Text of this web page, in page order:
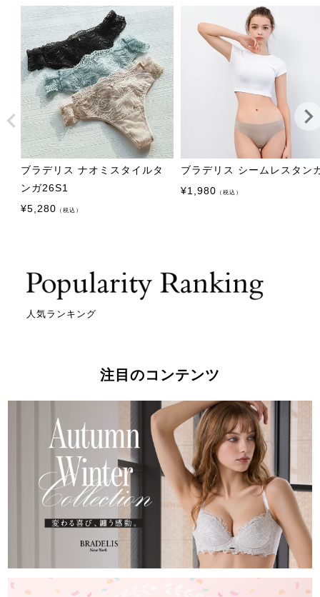
ブラデリス ナオミスタイルタ
ンガ26S1
¥5,280 （税込）
ブラデリス シームレスタン
¥1,980 （税込）
人気ランキング
注目のコンテンツ